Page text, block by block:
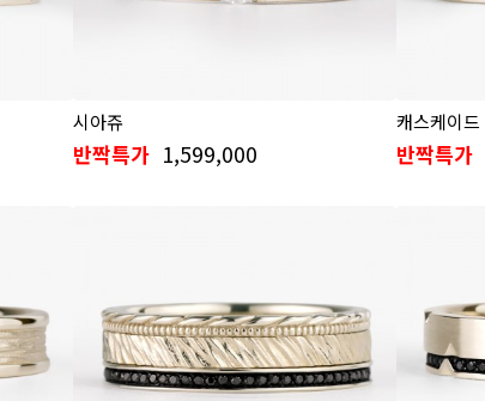
시아쥬
반짝특가 1,599,000
캐스케이드
반짝특가